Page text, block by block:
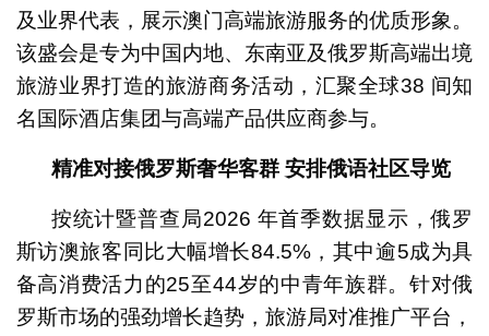
及业界代表，展示澳门高端旅游服务的优质形象。
该盛会是专为中国内地、东南亚及俄罗斯高端出境
旅游业界打造的旅游商务活动，汇聚全球38 间知
名国际酒店集团与高端产品供应商参与。
精准对接俄罗斯奢华客群 安排俄语社区导览
按统计暨普查局2026 年首季数据显示，俄罗
斯访澳旅客同比大幅增长84.5%，其中逾5成为具
备高消费活力的25至44岁的中青年族群。针对俄
罗斯市场的强劲增长趋势，旅游局对准推广平台，